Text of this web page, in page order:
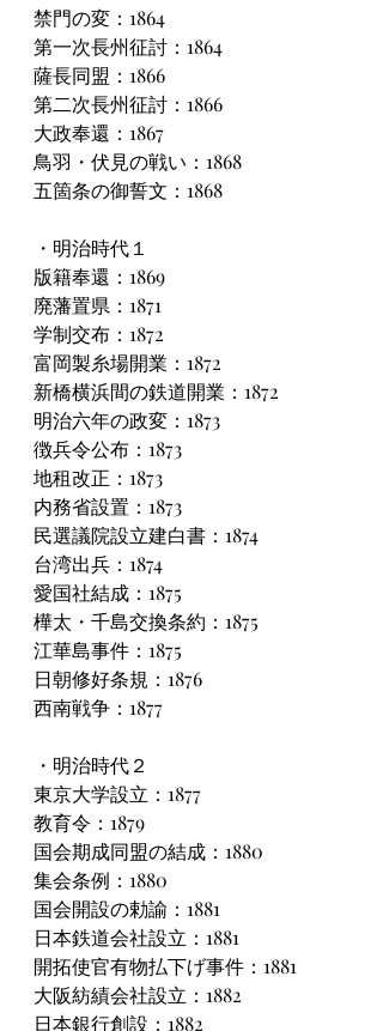
禁門の変：1864
第一次長州征討：1864
薩長同盟：1866
第二次長州征討：1866
大政奉還：1867
鳥羽・伏見の戦い：1868
五箇条の御誓文：1868
・明治時代１
版籍奉還：1869
廃藩置県：1871
学制交布：1872
富岡製糸場開業：1872
新橋横浜間の鉄道開業：1872
明治六年の政変：1873
徴兵令公布：1873
地租改正：1873
内務省設置：1873
民選議院設立建白書：1874
台湾出兵：1874
愛国社結成：1875
樺太・千島交換条約：1875
江華島事件：1875
日朝修好条規：1876
西南戦争：1877
・明治時代２
東京大学設立：1877
教育令：1879
国会期成同盟の結成：1880
集会条例：1880
国会開設の勅諭：1881
日本鉄道会社設立：1881
開拓使官有物払下げ事件：1881
大阪紡績会社設立：1882
日本銀行創設：1882